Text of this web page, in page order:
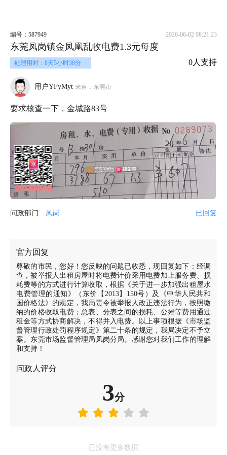
编号：587949 2026-06-02 08:21:23
东莞凤岗镇金凤凰乱收电费1.3元每度
处理用时：8天5小时38分 0人支持
用户YFyMyt 来自：东莞市
要求核查一下，金城路83号
问政部门: 凤岗 已回复
官方回复
尊敬的市民，您好！您反映的问题已收悉，现回复如下：经调
查，被举报人出租房屋时将电费计价采用电费加上服务费、损
耗费等的方式进行计算收取，根据《关于进一步加强出租屋水
电费管理的通知》（东价【2013】150号）及《中华人民共和
国价格法》的规定，我局责令被举报人改正违法行为，按照缴
纳的价格收取电费；总表、分表之间的损耗、公摊等费用通过
租金等方式协商解决，不得并入电费。以上事项根据《市场监
督管理行政处罚程序规定》第二十条的规定，我局决定不予立
案。东莞市场监督管理局凤岗分局。感谢您对我们工作的理解
和支持！
问政人评分
3分
已没有更多数据